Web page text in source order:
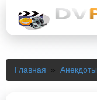
Главная » Анекдоты